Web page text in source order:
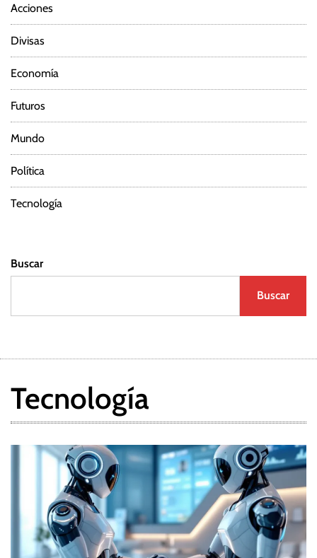
e
e
n
t
r
a
d
s
Acciones
Divisas
Economía
Futuros
Mundo
Política
Tecnología
Buscar
Buscar
Tecnología